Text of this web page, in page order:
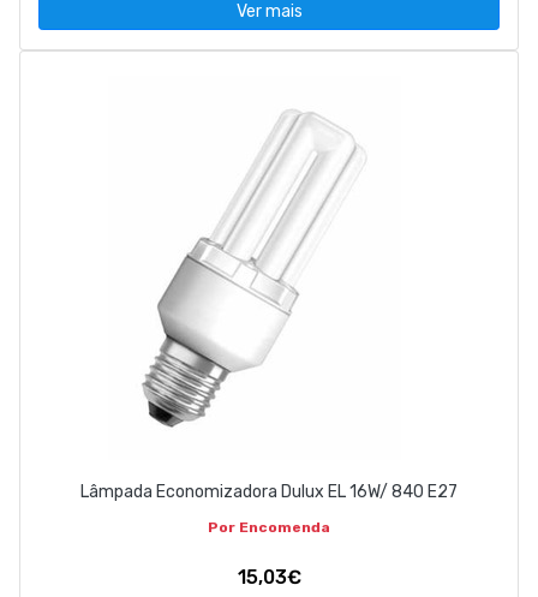
Ver mais
Lâmpada Economizadora Dulux EL 16W/ 840 E27
Por Encomenda
15,03€